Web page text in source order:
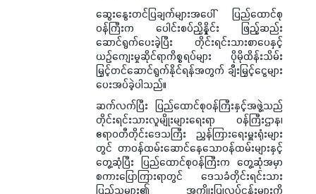
ဆွေးနွေးတင်ပြချက်များအပေါ် ပြည်ထောင်စု
ဝန်ကြီးက ပေါင်းစပ်ညှိနှိုင်း ဖြည့်ဆည်း
ဆောင်ရွက်ပေးခဲ့ပြီး တိုင်းရင်းသားစာပေနှင့်
ယဉ်ကျေးမှုဆိုင်ရာကိစ္စရပ်များ ပိုမိုထိန်းသိမ်း
မြှင့်တင်ဆောင်ရွက်နိုင်ရန်အတွက် ချီးမြှင့်ငွေများ
ပေးအပ်ခဲ့ပါသည်။
ဆက်လက်ပြီး ပြည်ထောင်စုဝန်ကြီးနှင့်အဖွဲ့သည်
တိုင်းရင်းသားလူမျိုးများရေးရာ ဝန်ကြီးဌာန၊
ဧရာဝတီတိုင်းဒေသကြီး ညွှန်ကြားရေးမှူးရုံးများ
တွင် တာဝန်ထမ်းဆောင်နေသောဝန်ထမ်းများနှင့်
တွေ့ဆုံပြီး ပြည်ထောင်စုဝန်ကြီးက တွေ့ဆုံအမှာ
စကားပြောကြားရာတွင် ဒေသခံတိုင်းရင်းသား
ပြည်သူများ၏ အကျိုးပြုလုပ်ငန်းများကို